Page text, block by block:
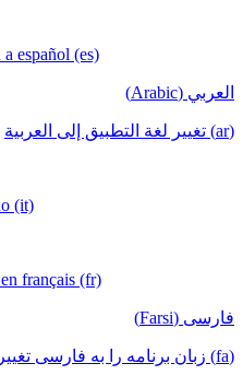
español (es)
العربي (Arabic)
(ar) تغيير لغة التطبيق إلى العربية
(it)
français (fr)
فارسی (Farsi)
(fa) زبان برنامه را به فارسی تغییر دهید